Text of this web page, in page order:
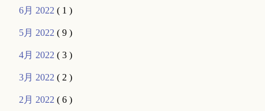
6月 2022( 1 )
5月 2022( 9 )
4月 2022( 3 )
3月 2022( 2 )
2月 2022( 6 )